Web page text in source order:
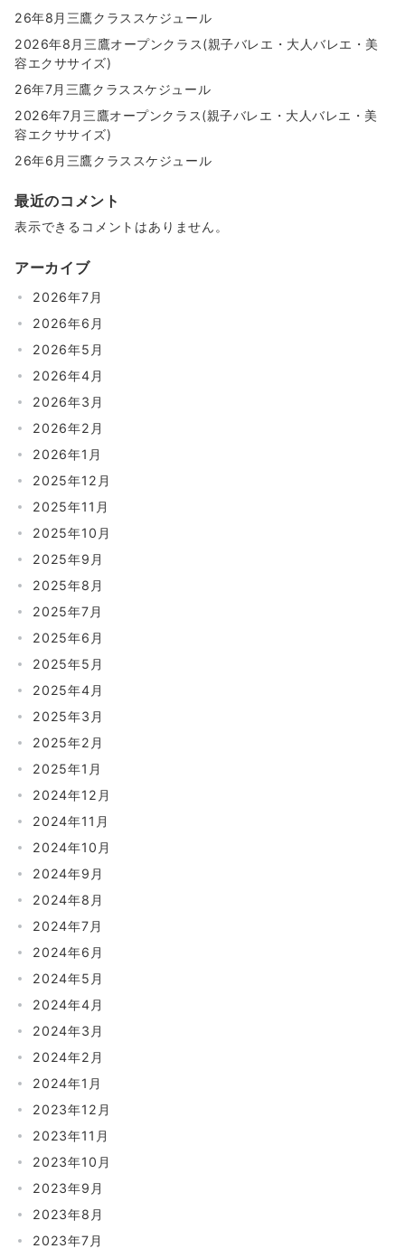
送
り
26年8月三鷹クラススケジュール
2026年8月三鷹オープンクラス(親子バレエ・大人バレエ・美
容エクササイズ)
26年7月三鷹クラススケジュール
2026年7月三鷹オープンクラス(親子バレエ・大人バレエ・美
容エクササイズ)
26年6月三鷹クラススケジュール
最近のコメント
表示できるコメントはありません。
アーカイブ
2026年7月
2026年6月
2026年5月
2026年4月
2026年3月
2026年2月
2026年1月
2025年12月
2025年11月
2025年10月
2025年9月
2025年8月
2025年7月
2025年6月
2025年5月
2025年4月
2025年3月
2025年2月
2025年1月
2024年12月
2024年11月
2024年10月
2024年9月
2024年8月
2024年7月
2024年6月
2024年5月
2024年4月
2024年3月
2024年2月
2024年1月
2023年12月
2023年11月
2023年10月
2023年9月
2023年8月
2023年7月